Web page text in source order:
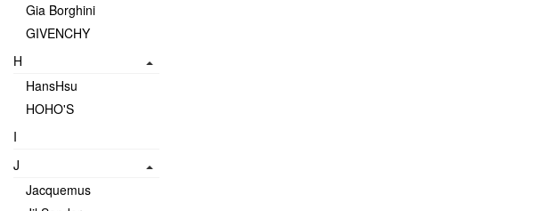
Gia Borghini
GIVENCHY
H
HansHsu
HOHO'S
I
J
Jacquemus